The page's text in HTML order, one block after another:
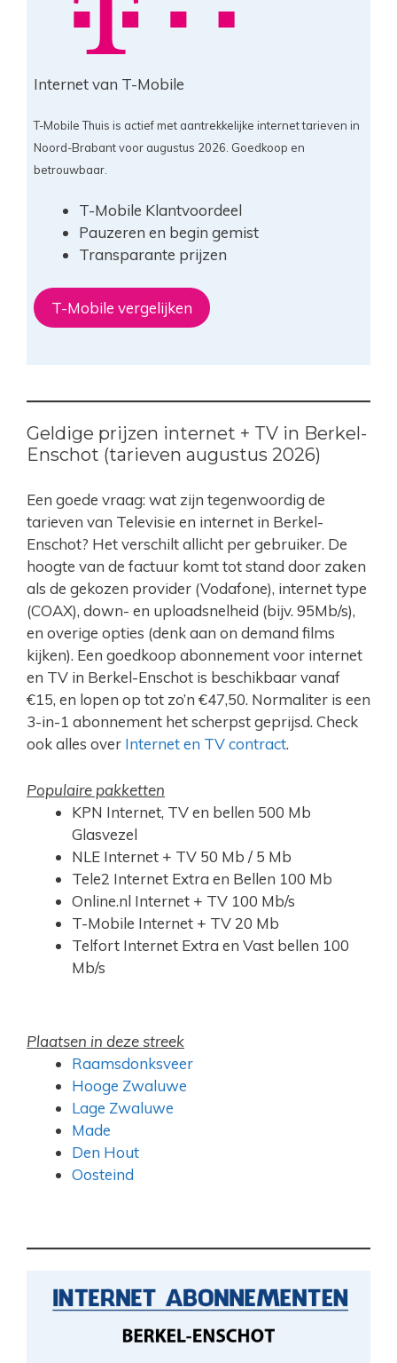
Internet van T-Mobile
T-Mobile Thuis is actief met aantrekkelijke internet tarieven in
Noord-Brabant voor augustus 2026. Goedkoop en
betrouwbaar.
T-Mobile Klantvoordeel
Pauzeren en begin gemist
Transparante prijzen
T-Mobile vergelijken
Geldige prijzen internet + TV in Berkel-
Enschot (tarieven augustus 2026)
Een goede vraag: wat zijn tegenwoordig de
tarieven van Televisie en internet in Berkel-
Enschot? Het verschilt allicht per gebruiker. De
hoogte van de factuur komt tot stand door zaken
als de gekozen provider (Vodafone), internet type
(COAX), down- en uploadsnelheid (bijv. 95Mb/s),
en overige opties (denk aan on demand films
kijken). Een goedkoop abonnement voor internet
en TV in Berkel-Enschot is beschikbaar vanaf
€15, en lopen op tot zo’n €47,50. Normaliter is een
3-in-1 abonnement het scherpst geprijsd. Check
ook alles over Internet en TV contract.
Populaire pakketten
KPN Internet, TV en bellen 500 Mb
Glasvezel
NLE Internet + TV 50 Mb / 5 Mb
Tele2 Internet Extra en Bellen 100 Mb
Online.nl Internet + TV 100 Mb/s
T-Mobile Internet + TV 20 Mb
Telfort Internet Extra en Vast bellen 100
Mb/s
Plaatsen in deze streek
Raamsdonksveer
Hooge Zwaluwe
Lage Zwaluwe
Made
Den Hout
Oosteind